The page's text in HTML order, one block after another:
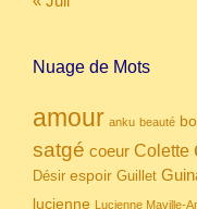
Nuage de Mots
amour anku beauté
satgé coeur Colette
Désir espoir Guillet
lucienne Lucienne Maville-